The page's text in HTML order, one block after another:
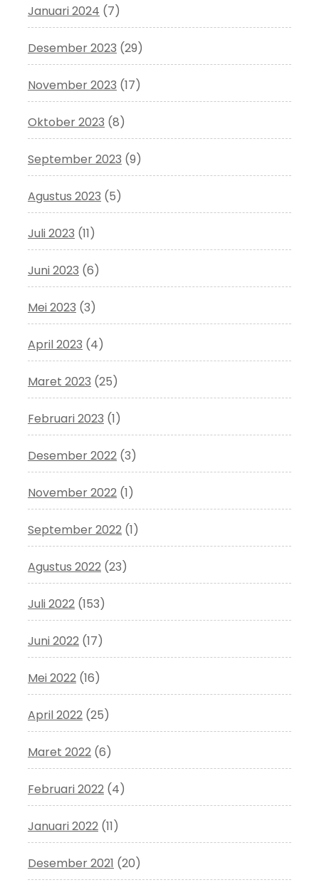
Januari 2024 (7)
Desember 2023 (29)
November 2023 (17)
Oktober 2023 (8)
September 2023 (9)
Agustus 2023 (5)
Juli 2023 (11)
Juni 2023 (6)
Mei 2023 (3)
April 2023 (4)
Maret 2023 (25)
Februari 2023 (1)
Desember 2022 (3)
November 2022 (1)
September 2022 (1)
Agustus 2022 (23)
Juli 2022 (153)
Juni 2022 (17)
Mei 2022 (16)
April 2022 (25)
Maret 2022 (6)
Februari 2022 (4)
Januari 2022 (11)
Desember 2021 (20)